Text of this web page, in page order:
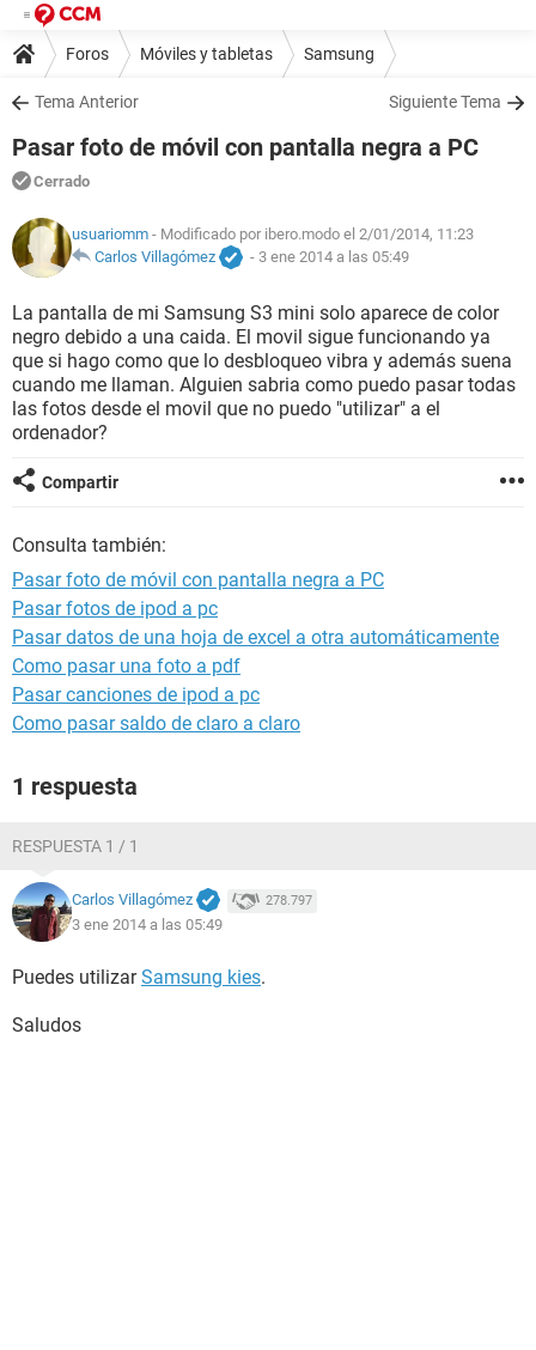
Foros Móviles y tabletas Samsung
Tema Anterior Siguiente Tema
Pasar foto de móvil con pantalla negra a PC
Cerrado
usuariomm - Modificado por ibero.modo el 2/01/2014, 11:23
Carlos Villagómez
- 3 ene 2014 a las 05:49
La pantalla de mi Samsung S3 mini solo aparece de color
negro debido a una caida. El movil sigue funcionando ya
que si hago como que lo desbloqueo vibra y además suena
cuando me llaman. Alguien sabria como puedo pasar todas
las fotos desde el movil que no puedo "utilizar" a el
ordenador?
Compartir
Consulta también:
Pasar foto de móvil con pantalla negra a PC
Pasar fotos de ipod a pc
Pasar datos de una hoja de excel a otra automáticamente
Como pasar una foto a pdf
Pasar canciones de ipod a pc
Como pasar saldo de claro a claro
1 respuesta
RESPUESTA 1 / 1
Carlos Villagómez 278.797
3 ene 2014 a las 05:49
Puedes utilizarSamsung kies.
Saludos